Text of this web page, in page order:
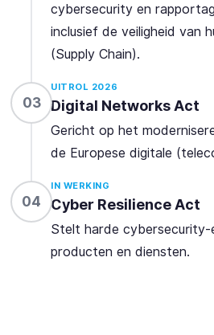
cybersecurity en
inclusief de veiligheid van
(Supply Chain).
03
UITROL 2026
Digital Networks Act
Gericht op het
de Europese digitale
04
IN WERKING
Cyber Resilience Act
Stelt harde cybersecurity-
producten en diensten.